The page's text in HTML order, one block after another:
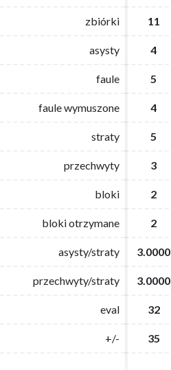
zbiórki 11
asysty 4
faule 5
faule wymuszone 4
straty 5
przechwyty 3
bloki 2
bloki otrzymane 2
asysty/straty 3.0000
przechwyty/straty 3.0000
eval 32
+/- 35
zbiórki 11
asysty 4
faule 5
faule wymuszone 4
straty 5
przechwyty 3
bloki 2
bloki otrzymane 2
asysty/straty 3.0000
przechwyty/straty 3.0000
eval 32
+/- 35